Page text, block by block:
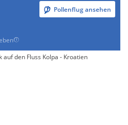
Pollenflug ansehen
auf den Fluss Kolpa - Kroatien